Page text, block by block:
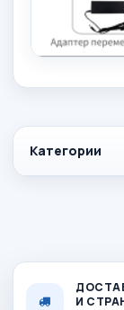
Категории
И